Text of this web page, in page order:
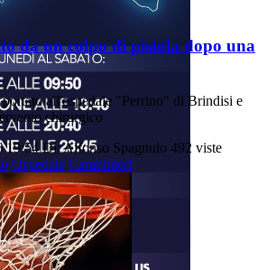
da un colpo di pistola dopo una
portato all'ospedale "Perrino" di Brindisi e
chirurgico
19:54 Di: Alfonso Spagnulo 492 viste
Ospedale Carabinieri